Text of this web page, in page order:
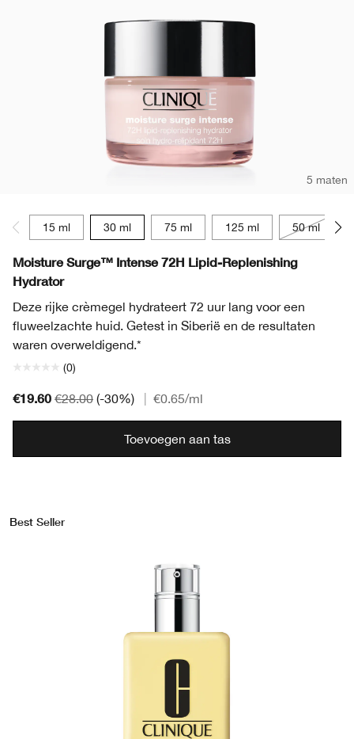
5 maten
15 ml 30 ml 75 ml 125 ml 50 ml
Moisture Surge™ Intense 72H Lipid-Replenishing
Hydrator
Deze rijke crèmegel hydrateert 72 uur lang voor een
fluweelzachte huid. Getest in Siberië en de resultaten
waren overweldigend.*
(0)
€19.60 €28.00 (-30%) €0.65/ml
Toevoegen aan tas
Best Seller